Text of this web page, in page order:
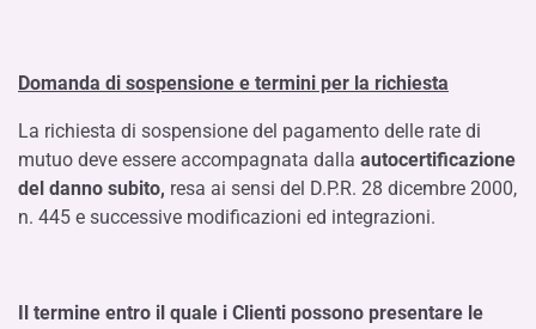
Domanda di sospensione e termini per la richiesta
La richiesta di sospensione del pagamento delle rate di
mutuo deve essere accompagnata dalla autocertificazione
del danno subito, resa ai sensi del D.P.R. 28 dicembre 2000,
n. 445 e successive modificazioni ed integrazioni.
Il termine entro il quale i Clienti possono presentare le